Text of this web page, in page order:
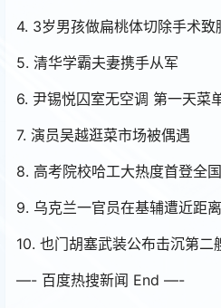
4. 3岁男孩做扁桃体切除手术致
5. 清华学霸夫妻携手从军
6. 尹锡悦囚室无空调 第一天菜
7. 演员吴越逛菜市场被偶遇
8. 高考院校哈工大热度首登全
9. 乌克兰一官员在基辅遭近距
10. 也门胡塞武装公布击沉第二
—- 百度热搜新闻 End —-